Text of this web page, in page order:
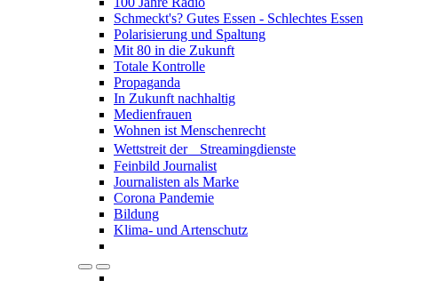
Schmeckt's? Gutes Essen - Schlechtes Essen
Polarisierung und Spaltung
Mit 80 in die Zukunft
Totale Kontrolle
Propaganda
In Zukunft nachhaltig
Medienfrauen
Wohnen ist Menschenrecht
Wettstreit der Streamingdienste
Feinbild Journalist
Journalisten als Marke
Corona Pandemie
Bildung
Klima- und Artenschutz